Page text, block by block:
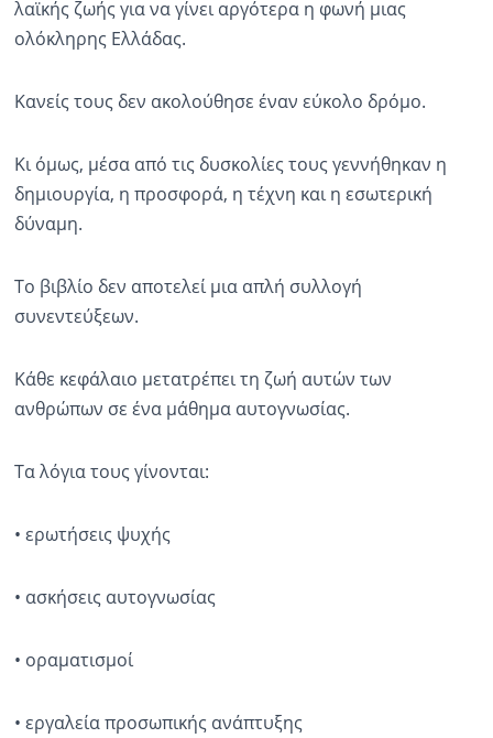
λαϊκής ζωής για να γίνει αργότερα η φωνή μιας
ολόκληρης Ελλάδας.
Κανείς τους δεν ακολούθησε έναν εύκολο δρόμο.
Κι όμως, μέσα από τις δυσκολίες τους γεννήθηκαν η
δημιουργία, η προσφορά, η τέχνη και η εσωτερική
δύναμη.
Το βιβλίο δεν αποτελεί μια απλή συλλογή
συνεντεύξεων.
Κάθε κεφάλαιο μετατρέπει τη ζωή αυτών των
ανθρώπων σε ένα μάθημα αυτογνωσίας.
Τα λόγια τους γίνονται:
• ερωτήσεις ψυχής
• ασκήσεις αυτογνωσίας
• οραματισμοί
• εργαλεία προσωπικής ανάπτυξης